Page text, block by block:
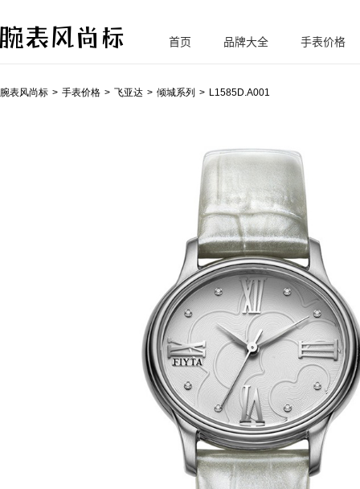
腕
首页 品牌大全 手表价格
腕表风尚标 手表价格 飞亚达 倾城系列 L1585D.A001